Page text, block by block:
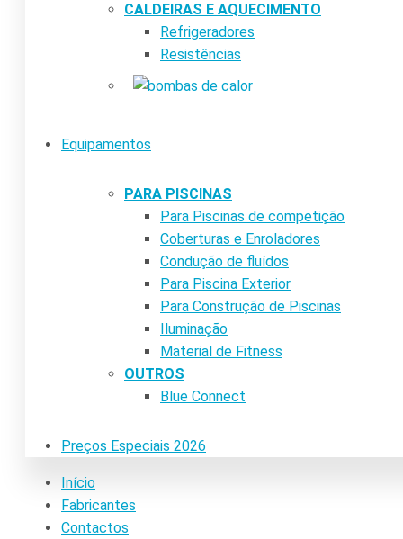
CALDEIRAS E AQUECIMENTO
Refrigeradores
Resistências
Equipamentos
PARA PISCINAS
Para Piscinas de competição
Coberturas e Enroladores
Condução de fluídos
Para Piscina Exterior
Para Construção de Piscinas
Iluminação
Material de Fitness
OUTROS
Blue Connect
Preços Especiais 2026
Início
Fabricantes
Contactos